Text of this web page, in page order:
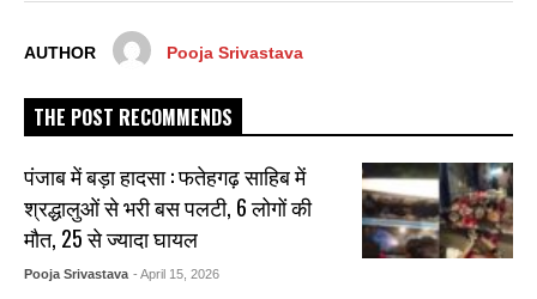
AUTHOR Pooja Srivastava
THE POST RECOMMENDS
पंजाब में बड़ा हादसा : फतेहगढ़ साहिब में
श्रद्धालुओं से भरी बस पलटी, 6 लोगों की
मौत, 25 से ज्यादा घायल
Pooja Srivastava - April 15, 2026